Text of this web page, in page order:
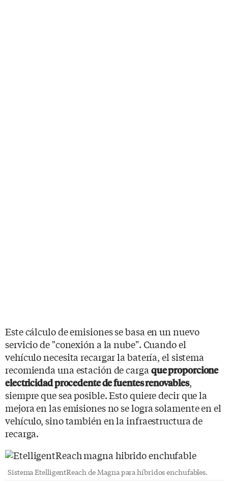
Este cálculo de emisiones se basa en un nuevo
servicio de "conexión a la nube". Cuando el
vehículo necesita recargar la batería, el sistema
recomienda una estación de carga que proporcione
electricidad procedente de fuentes renovables,
siempre que sea posible. Esto quiere decir que la
mejora en las emisiones no se logra solamente en el
vehículo, sino también en la infraestructura de
recarga.
Sistema EtelligentReach de Magna para híbridos enchufables.